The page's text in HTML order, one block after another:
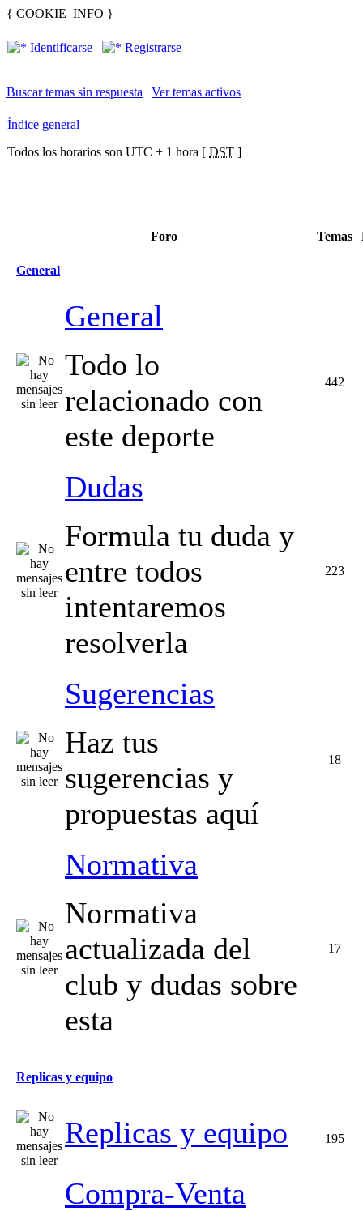
{ COOKIE_INFO }
Identificarse Registrarse
Buscar temas sin respuesta | Ver temas activos
Índice general
Todos los horarios son UTC + 1 hora [ DST ]
Foro Temas
General
General
Todo lo
relacionado con
este deporte
442
Dudas
Formula tu duda y
entre todos
intentaremos
resolverla
223
Sugerencias
Haz tus
sugerencias y
propuestas aquí
18
Normativa
Normativa
actualizada del
club y dudas sobre
esta
17
Replicas y equipo
Replicas y equipo 195
Compra-Venta